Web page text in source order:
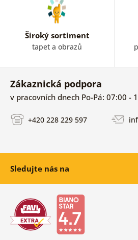
Široký sortiment
tapet a obrazů
Zákaznická podpora
v pracovních dnech Po-Pá: 07:00 -
+420 228 229 597
Sledujte nás na